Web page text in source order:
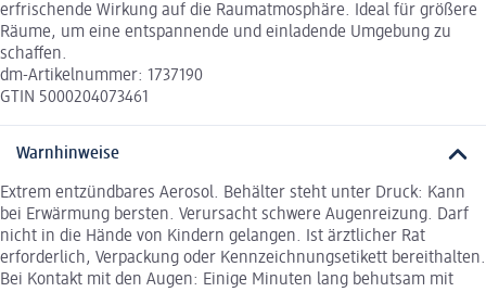
erfrischende Wirkung auf die Raumatmosphäre. Ideal für größere
Räume, um eine entspannende und einladende Umgebung zu
schaffen.
dm-Artikelnummer: 1737190
GTIN 5000204073461
Warnhinweise
Extrem entzündbares Aerosol. Behälter steht unter Druck: Kann
bei Erwärmung bersten. Verursacht schwere Augenreizung. Darf
nicht in die Hände von Kindern gelangen. Ist ärztlicher Rat
erforderlich, Verpackung oder Kennzeichnungsetikett bereithalten.
Bei Kontakt mit den Augen: Einige Minuten lang behutsam mit